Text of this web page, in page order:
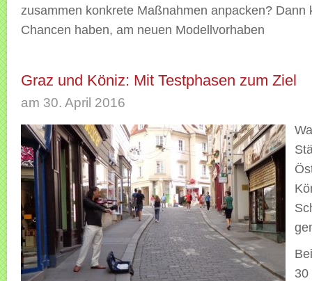
zusammen konkrete Maßnahmen anpacken? Dann
Chancen haben, am neuen Modellvorhaben
Graz und Köniz: Mit Testphasen zum Ziel
am 30. April 2016
30